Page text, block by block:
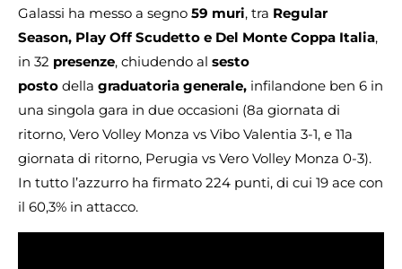
Galassi ha messo a segno 59 muri, tra Regular
Season, Play Off Scudetto e Del Monte Coppa Italia,
in 32 presenze, chiudendo al sesto
posto della graduatoria generale, infilandone ben 6 in
una singola gara in due occasioni (8a giornata di
ritorno, Vero Volley Monza vs Vibo Valentia 3-1, e 11a
giornata di ritorno, Perugia vs Vero Volley Monza 0-3).
In tutto l’azzurro ha firmato 224 punti, di cui 19 ace con
il 60,3% in attacco.